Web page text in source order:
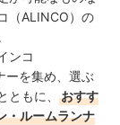
（ALINCO）の
ンコ
ーを集め、選ぶ
もに、
おすす
・ルームランナ